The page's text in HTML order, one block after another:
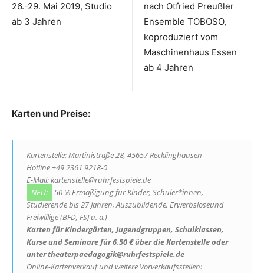
26.-29. Mai 2019, Studio
ab 3 Jahren
nach Otfried Preußler
Ensemble TOBOSO,
koproduziert vom
Maschinenhaus Essen
ab 4 Jahren
Karten und Preise:
Kartenstelle: Martinistraße 28, 45657 Recklinghausen
Hotline +49 2361 9218-0
E-Mail: kartenstelle@ruhrfestspiele.de
NEU:
50 % Ermäßigung für Kinder, Schüler*innen,
Studierende bis 27 Jahren, Auszubildende, Erwerbsloseund
Freiwillige (BFD, FSJ u. a.)
Karten für Kindergärten, Jugendgruppen, Schulklassen,
Kurse und Seminare für 6,50 € über die Kartenstelle oder
unter theaterpaedagogik@ruhrfestspiele.de
Online-Kartenverkauf und weitere Vorverkaufsstellen: